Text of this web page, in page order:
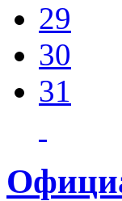
29
30
31